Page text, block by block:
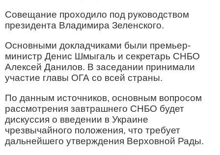
Совещание проходило под руководством
президента Владимира Зеленского.
Основными докладчиками были премьер-
министр Денис Шмыгаль и секретарь СНБО
Алексей Данилов. В заседании принимали
участие главы ОГА со всей страны.
По данным источников, основным вопросом
рассмотрения завтрашнего СНБО будет
дискуссия о введении в Украине
чрезвычайного положения, что требует
дальнейшего утверждения Верховной Рады.